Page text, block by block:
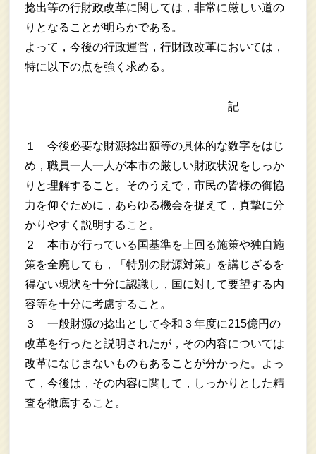
捻出等の行財政改革に関しては，非常に厳しい道の
りとなることが明らかである。
よって，今後の行政運営，行財政改革においては，
特に以下の点を強く求める。
記
１ 今後必要な財源捻出額等の具体的な数字をはじ
め，職員一人一人が本市の厳しい財政状況をしっか
りと理解すること。そのうえで，市民の皆様の御協
力を仰ぐために，あらゆる機会を捉えて，真摯に分
かりやすく説明すること。
２ 本市が行っている国基準を上回る施策や独自施
策を全廃しても，「特別の財源対策」を講じざるを
得ない現状を十分に認識し，国に対して要望する内
容等を十分に考慮すること。
３ 一般財源の捻出として令和３年度に215億円の
改革を行ったと説明されたが，その内容については
改革になじまないものもあることが分かった。よっ
て，今後は，その内容に関して，しっかりとした精
査を徹底すること。